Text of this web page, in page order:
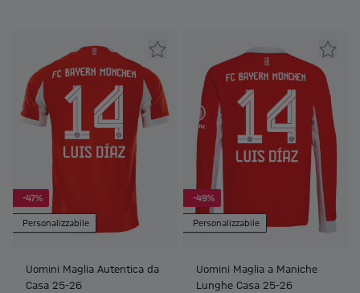
-47%
Personalizzabile
Uomini Maglia Autentica da
Casa 25-26
-49%
Personalizzabile
Uomini Maglia a Maniche
Lunghe Casa 25-26